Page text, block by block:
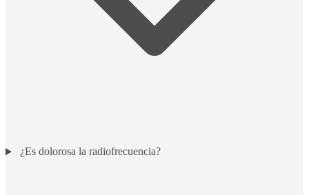
¿Es dolorosa la radiofrecuencia?